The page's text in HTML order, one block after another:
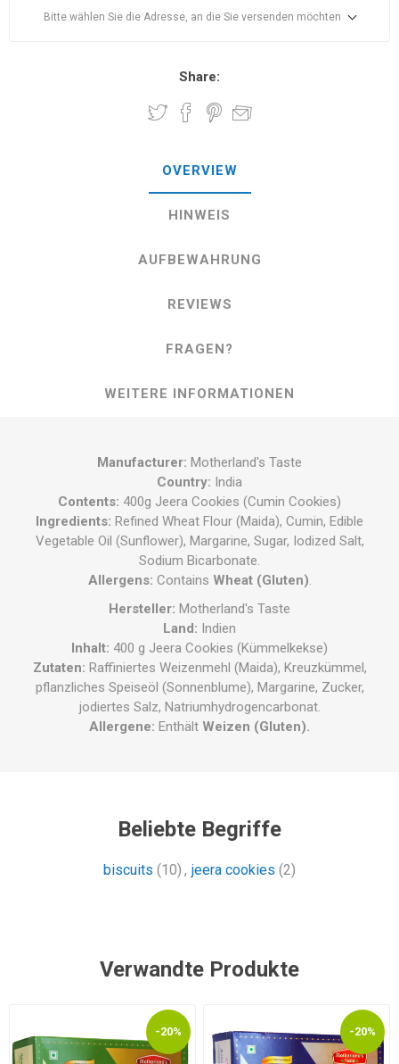
Bitte wählen Sie die Adresse, an die Sie versenden möchten
Share:
OVERVIEW
HINWEIS
AUFBEWAHRUNG
REVIEWS
FRAGEN?
WEITERE INFORMATIONEN
Manufacturer: Motherland's Taste
Country: India
Contents: 400g Jeera Cookies (Cumin Cookies)
Ingredients: Refined Wheat Flour (Maida), Cumin, Edible
Vegetable Oil (Sunflower), Margarine, Sugar, Iodized Salt,
Sodium Bicarbonate.
Allergens: Contains Wheat (Gluten).
Hersteller: Motherland's Taste
Land: Indien
Inhalt: 400 g Jeera Cookies (Kümmelkekse)
Zutaten: Raffiniertes Weizenmehl (Maida), Kreuzkümmel,
pflanzliches Speiseöl (Sonnenblume), Margarine, Zucker,
jodiertes Salz, Natriumhydrogencarbonat.
Allergene: Enthält Weizen (Gluten).
Beliebte Begriffe
biscuits (10) , jeera cookies (2)
Verwandte Produkte
-20% -20%